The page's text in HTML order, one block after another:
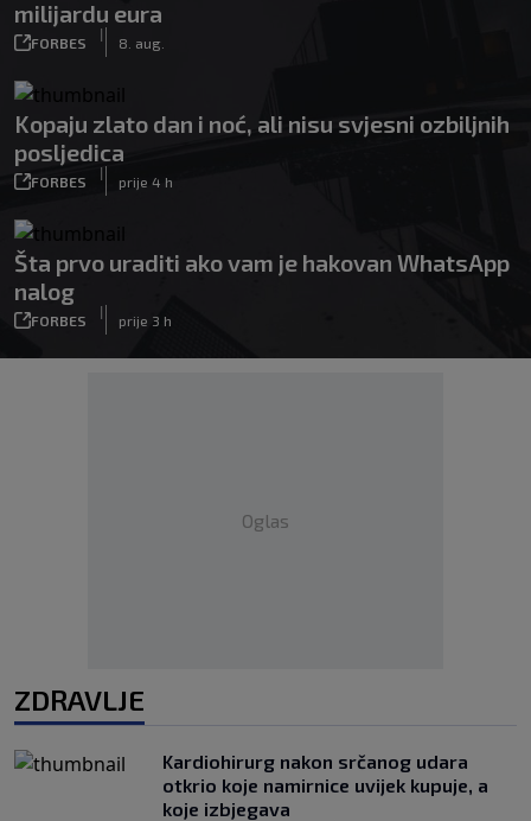
milijardu eura
FORBES
|
8. aug.
Kopaju zlato dan i noć, ali nisu svjesni ozbiljnih
posljedica
FORBES
|
prije 4 h
Šta prvo uraditi ako vam je hakovan WhatsApp
nalog
FORBES
|
prije 3 h
Oglas
ZDRAVLJE
Kardiohirurg nakon srčanog udara
otkrio koje namirnice uvijek kupuje, a
koje izbjegava